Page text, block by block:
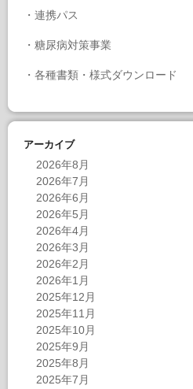
・ 連携パス
・ 糖尿病対策事業
・ 各種書類・様式ダウンロード
アーカイブ
2026年8月
2026年7月
2026年6月
2026年5月
2026年4月
2026年3月
2026年2月
2026年1月
2025年12月
2025年11月
2025年10月
2025年9月
2025年8月
2025年7月